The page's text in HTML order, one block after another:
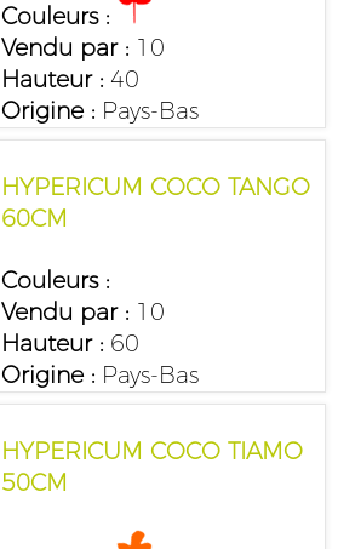
Couleurs :
Vendu par :10
Hauteur :40
Origine :Pays-Bas
HYPERICUM COCO TANGO
60CM
Couleurs :
Vendu par :10
Hauteur :60
Origine :Pays-Bas
HYPERICUM COCO TIAMO
50CM